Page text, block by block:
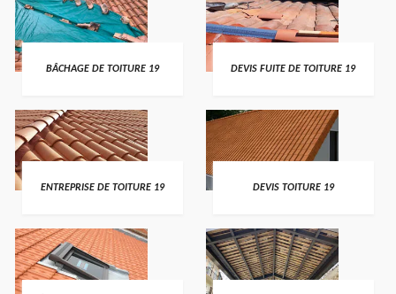
BÂCHAGE DE TOITURE 19 DEVIS FUITE DE TOITURE 19
ENTREPRISE DE TOITURE 19 DEVIS TOITURE 19